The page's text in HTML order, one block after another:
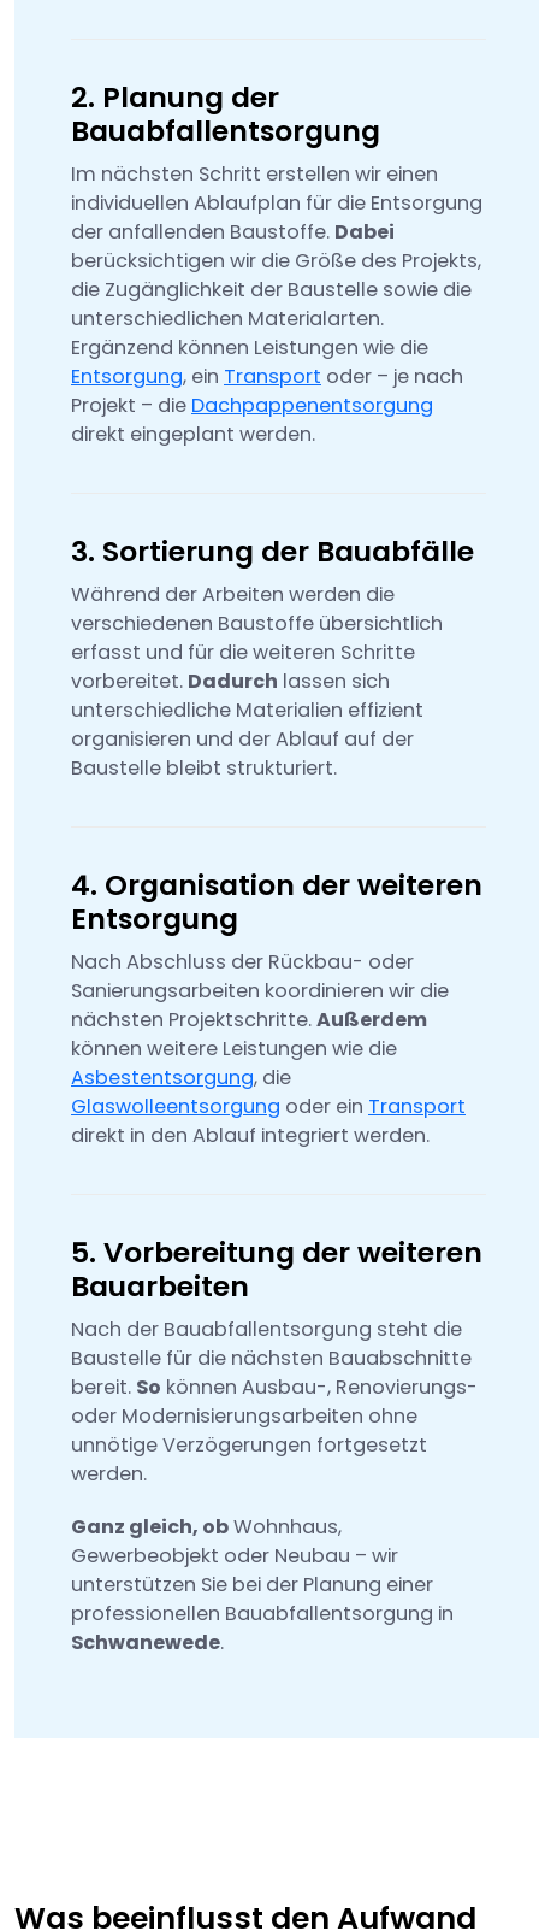
2. Planung der
Bauabfallentsorgung
Im nächsten Schritt erstellen wir einen
individuellen Ablaufplan für die Entsorgung
der anfallenden Baustoffe. Dabei
berücksichtigen wir die Größe des Projekts,
die Zugänglichkeit der Baustelle sowie die
unterschiedlichen Materialarten.
Ergänzend können Leistungen wie die
Entsorgung, ein Transport oder – je nach
Projekt – die Dachpappenentsorgung
direkt eingeplant werden.
3. Sortierung der Bauabfälle
Während der Arbeiten werden die
verschiedenen Baustoffe übersichtlich
erfasst und für die weiteren Schritte
vorbereitet. Dadurch lassen sich
unterschiedliche Materialien effizient
organisieren und der Ablauf auf der
Baustelle bleibt strukturiert.
4. Organisation der weiteren
Entsorgung
Nach Abschluss der Rückbau- oder
Sanierungsarbeiten koordinieren wir die
nächsten Projektschritte.Außerdem
können weitere Leistungen wie die
Asbestentsorgung, die
Glaswolleentsorgung oder ein Transport
direkt in den Ablauf integriert werden.
5. Vorbereitung der weiteren
Bauarbeiten
Nach der Bauabfallentsorgung steht die
Baustelle für die nächsten Bauabschnitte
bereit. So können Ausbau-, Renovierungs-
oder Modernisierungsarbeiten ohne
unnötige Verzögerungen fortgesetzt
werden.
Ganz gleich, obWohnhaus,
Gewerbeobjekt oder Neubau – wir
unterstützen Sie bei der Planung einer
professionellen Bauabfallentsorgung in
Schwanewede.
Was beeinflusst den Aufwand